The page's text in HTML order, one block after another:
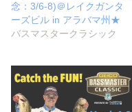
念：3/6-8)＠レイクガンタ
ーズビル in アラバマ州★
バスマスタークラシック